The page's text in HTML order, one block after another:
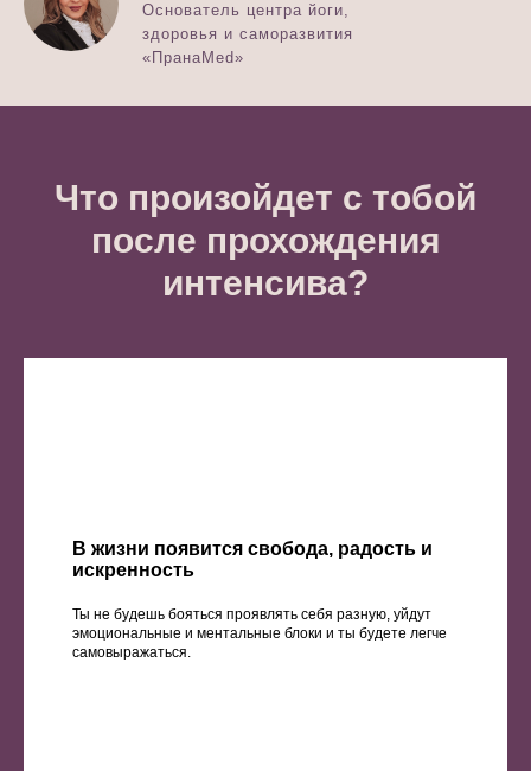
Основатель центра йоги,
здоровья и саморазвития
«ПранаMed»
Что произойдет с тобой
после прохождения
интенсива?
В жизни появится свобода, радость и
искренность
Ты не будешь бояться проявлять себя разную, уйдут
эмоциональные и ментальные блоки и ты будете легче
самовыражаться.